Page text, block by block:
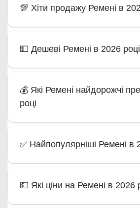
💯 Хіти продажу Ремені в
💵 Дешеві Ремені в 2026 році
💰 Які Ремені найдорожчі
році
✅ Найпопулярніші Ремені в
💵 Які ціни на Ремені в 2026